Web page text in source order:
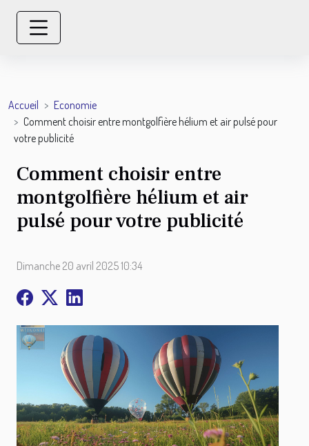
Accueil
Economie
Comment choisir entre montgolfière hélium et air pulsé pour
votre publicité
Comment choisir entre
montgolfière hélium et air
pulsé pour votre publicité
Dimanche 20 avril 2025 10:34